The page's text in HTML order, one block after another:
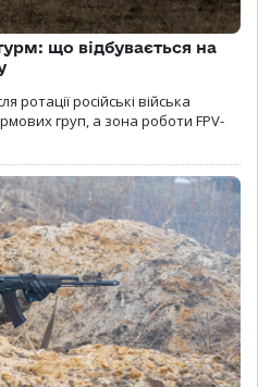
що відбувається на
російські війська
груп, а зона роботи FPV-